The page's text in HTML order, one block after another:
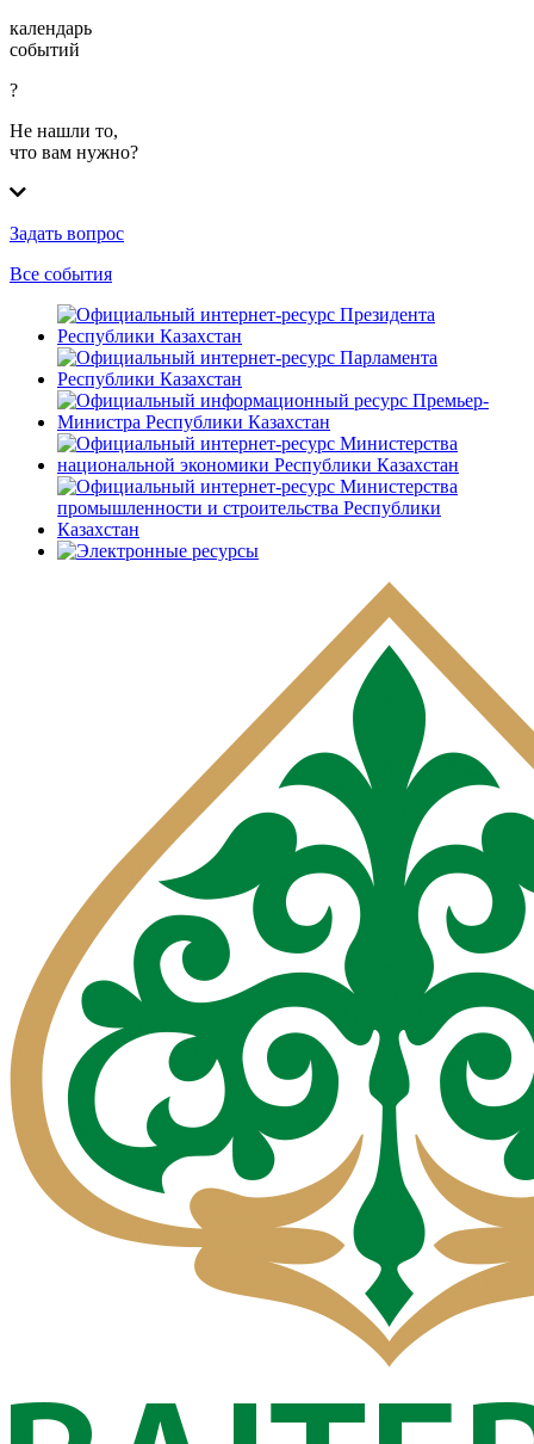
календарь
событий
?
Не нашли то,
что вам нужно?
Задать вопрос
Все события